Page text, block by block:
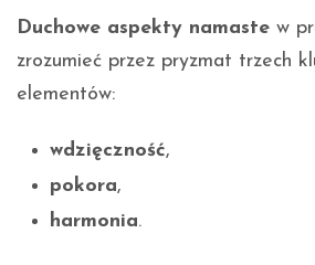
Duchowe aspekty namaste w
zrozumieć przez pryzmat trzech
elementów:
wdzięczność,
pokora,
harmonia.